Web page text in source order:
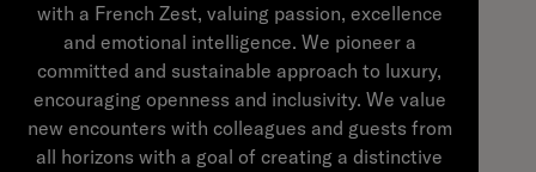
with a French Zest, valuing passion, excellence
and emotional intelligence. We pioneer a
committed and sustainable approach to luxury,
encouraging openness and inclusivity. We value
new encounters with colleagues and guests from
all horizons with a goal of creating a distinctive